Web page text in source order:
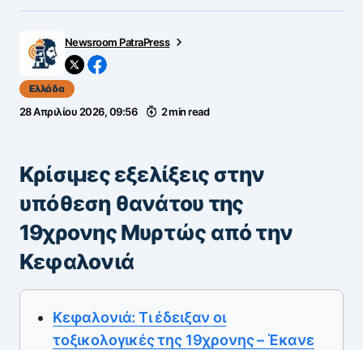
Newsroom PatraPress
Ελλάδα
28 Απριλίου 2026, 09:56 2 min read
Κρίσιμες εξελίξεις στην
υπόθεση θανάτου της
19χρονης Μυρτώς από την
Κεφαλονιά
Κεφαλονιά: Τι έδειξαν οι
τοξικολογικές της 19χρονης – Έκανε